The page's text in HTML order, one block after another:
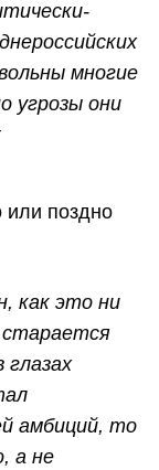
многие
угрозы они
или поздно
как это ни
амбиций, то
а не